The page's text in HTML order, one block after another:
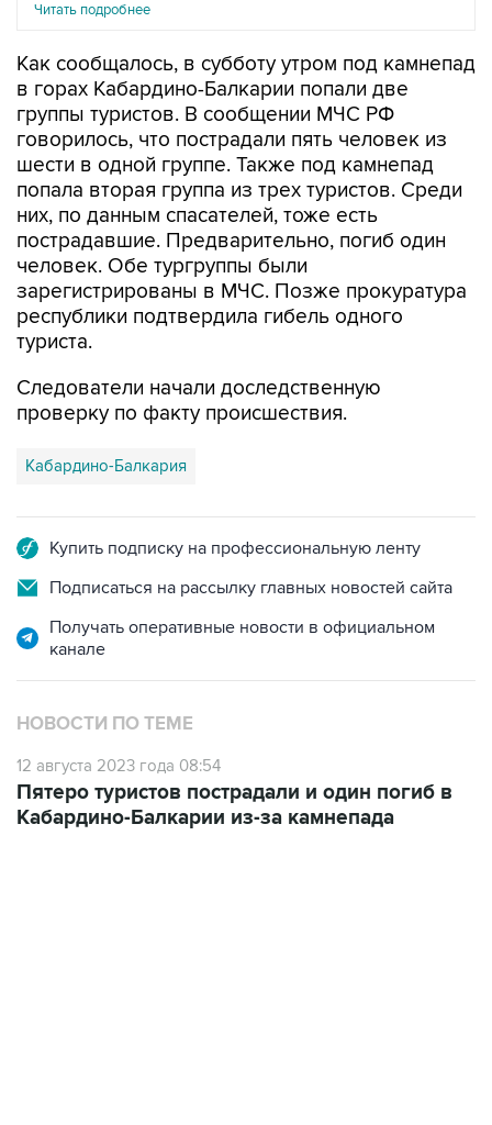
Читать подробнее
Как сообщалось, в субботу утром под камнепад
в горах Кабардино-Балкарии попали две
группы туристов. В сообщении МЧС РФ
говорилось, что пострадали пять человек из
шести в одной группе. Также под камнепад
попала вторая группа из трех туристов. Среди
них, по данным спасателей, тоже есть
пострадавшие. Предварительно, погиб один
человек. Обе тургруппы были
зарегистрированы в МЧС. Позже прокуратура
республики подтвердила гибель одного
туриста.
Следователи начали доследственную
проверку по факту происшествия.
Кабардино-Балкария
Купить подписку на профессиональную ленту
Подписаться на рассылку главных новостей сайта
Получать оперативные новости в официальном
канале
НОВОСТИ ПО ТЕМЕ
12 августа 2023 года 08:54
Пятеро туристов пострадали и один погиб в
Кабардино-Балкарии из-за камнепада